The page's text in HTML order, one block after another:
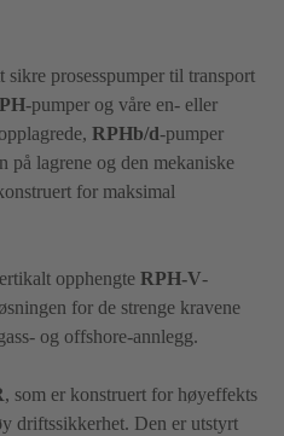
sikre prosesspumper til transport
-pumper og våre en- eller
RPHb/d-pumper
på lagrene og den mekaniske
for maksimal
opphengte RPH-V-
for de strenge kravene
og offshore-annlegg.
, som er konstruert for høyeffekts
driftssikkerhet. Den er utstyrt